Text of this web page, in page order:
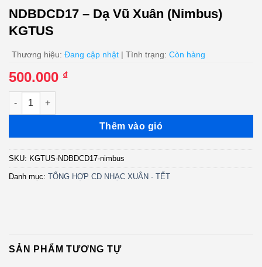
NDBDCD17 – Dạ Vũ Xuân (Nimbus)
KGTUS
Thương hiệu: Đang cập nhật | Tình trạng: Còn hàng
500.000 ₫
NDBDCD17 - Dạ Vũ Xuân (Nimbus) KGTUS số lượng
Thêm vào giỏ
SKU: KGTUS-NDBDCD17-nimbus
Danh mục: TỔNG HỢP CD NHẠC XUÂN - TẾT
SẢN PHẨM TƯƠNG TỰ